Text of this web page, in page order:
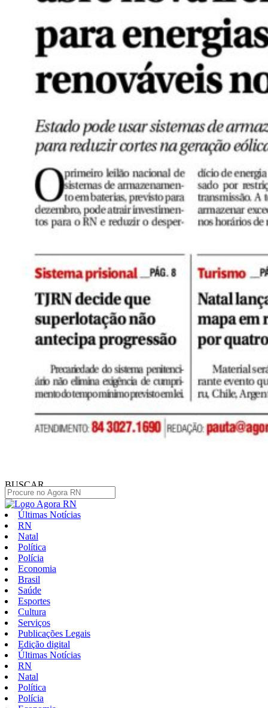
BUSCAR
Últimas Notícias
RN
Natal
Política
Polícia
Economia
Brasil
Saúde
Esportes
Cultura
Serviços
Publicações Legais
Edição digital
Últimas Notícias
RN
Natal
Política
Polícia